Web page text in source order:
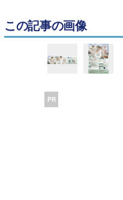
この記事の画像
PR